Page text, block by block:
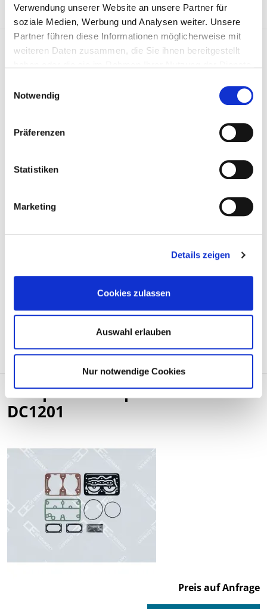
Verwendung unserer Website an unsere Partner für
soziale Medien, Werbung und Analysen weiter. Unsere
Partner führen diese Informationen möglicherweise mit
weiteren Daten zusammen, die Sie ihnen bereitgestellt
Notwendig
Präferenzen
Statistiken
Marketing
Details zeigen
Cookies zulassen
Auswahl erlauben
Nur notwendige Cookies
1 315 299
Kompressor-Rep.satz 05 1322
Gewicht:
Vergleichsnummern:
1 376 272
Kompressor-Rep.satz 05 1322
DC1201
Preis auf Anfrage